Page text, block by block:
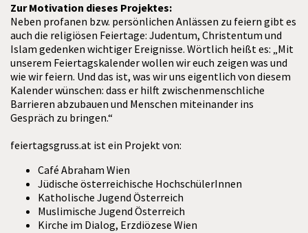
Zur Motivation dieses Projektes:
Neben profanen bzw. persönlichen Anlässen zu feiern gibt es
auch die religiösen Feiertage: Judentum, Christentum und
Islam gedenken wichtiger Ereignisse. Wörtlich heißt es: „Mit
unserem Feiertagskalender wollen wir euch zeigen was und
wie wir feiern. Und das ist, was wir uns eigentlich von diesem
Kalender wünschen: dass er hilft zwischenmenschliche
Barrieren abzubauen und Menschen miteinander ins
Gespräch zu bringen.“
feiertagsgruss.at ist ein Projekt von:
Café Abraham Wien
Jüdische österreichische HochschülerInnen
Katholische Jugend Österreich
Muslimische Jugend Österreich
Kirche im Dialog, Erzdiözese Wien